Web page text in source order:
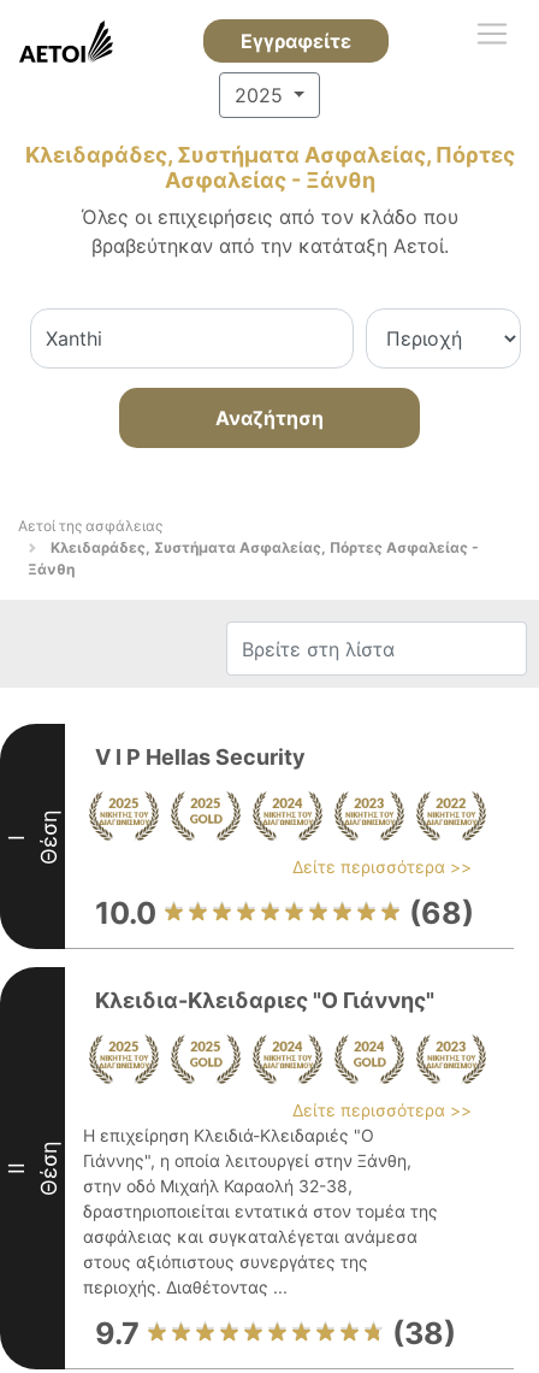
Εγγραφείτε
2025
Κλειδαράδες, Συστήματα Ασφαλείας, Πόρτες
Ασφαλείας - Ξάνθη
Όλες οι επιχειρήσεις από τον κλάδο που
βραβεύτηκαν από την κατάταξη Αετοί.
Αναζήτηση
Αετοί της ασφάλειας
Κλειδαράδες, Συστήματα Ασφαλείας, Πόρτες Ασφαλείας -
Ξάνθη
I Θέση
V I P Hellas Security
Δείτε περισσότερα >>
10.0 (68)
II Θέση
Κλειδια-Κλειδαριες "O Γιάννης"
Δείτε περισσότερα >>
Η επιχείρηση Κλειδιά-Κλειδαριές "Ο
Γιάννης", η οποία λειτουργεί στην Ξάνθη,
στην οδό Μιχαήλ Καραολή 32-38,
δραστηριοποιείται εντατικά στον τομέα της
ασφάλειας και συγκαταλέγεται ανάμεσα
στους αξιόπιστους συνεργάτες της
περιοχής. Διαθέτοντας ...
9.7 (38)